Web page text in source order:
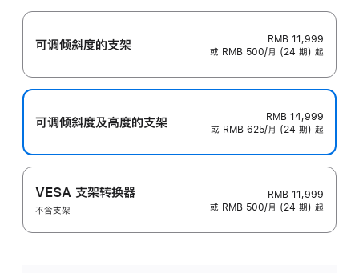
可调倾斜度的支架
RMB 11,999
或 RMB 500/月 (24 期) 起
可调倾斜度及高‍度的支‍架
RMB 14,999
或 RMB 625/月 (24 期) 起
VESA 支架转换器
不含支架
RMB 11,999
或 RMB 500/月 (24 期) 起